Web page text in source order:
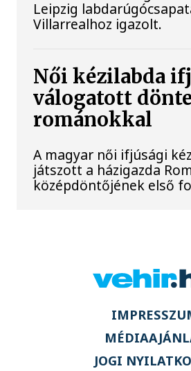
Leipzig
Villarrealhoz igazolt.
Női kézilabda
válogatott
románokkal
A magyar női ifjúsági
játszott a házigazda
középdöntőjének első
JOGI